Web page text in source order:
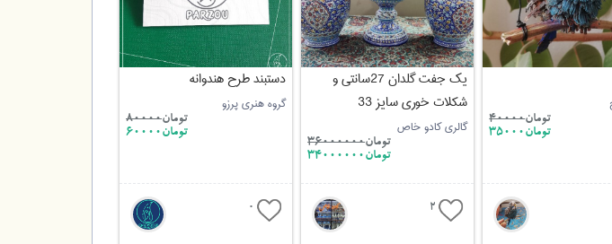
تومان40000
تومان35000
یک جفت گلدان 27سانتی و
شکلات خوری سایز 33
گالری کادو خاص
تومان36000000
تومان34000000
2
دستبند طرح هندوانه
گروه هنری پرزو
تومان80000
تومان60000
0